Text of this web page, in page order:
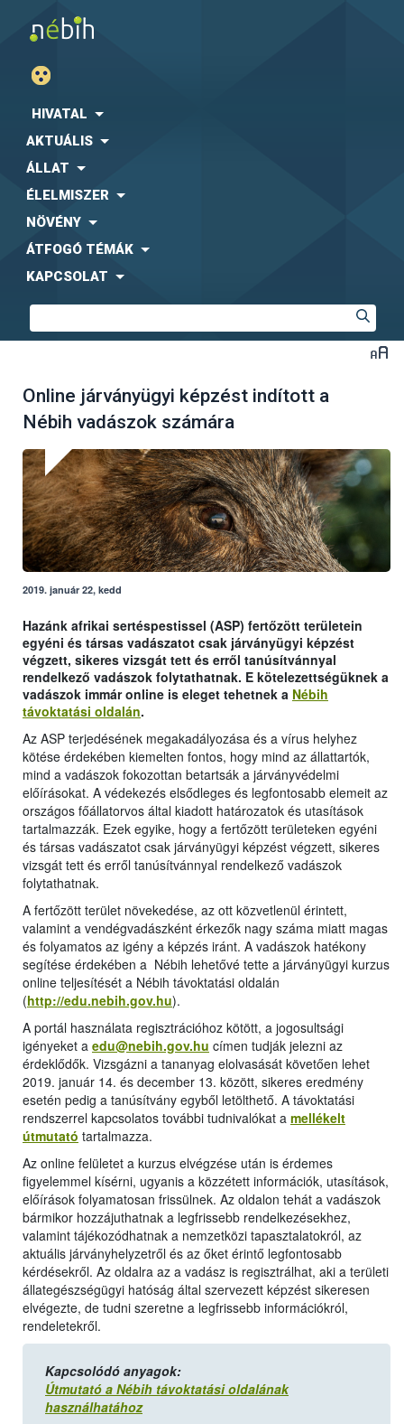
HIVATAL
AKTUÁLIS
ÁLLAT
ÉLELMISZER
NÖVÉNY
ÁTFOGÓ TÉMÁK
KAPCSOLAT
Online járványügyi képzést indított a
Nébih vadászok számára
2019. január 22, kedd
Hazánk afrikai sertéspestissel (ASP) fertőzött területein
egyéni és társas vadászatot csak járványügyi képzést
végzett, sikeres vizsgát tett és erről tanúsítvánnyal
rendelkező vadászok folytathatnak. E kötelezettségüknek a
vadászok immár online is eleget tehetnek a Nébih
távoktatási oldalán.
Az ASP terjedésének megakadályozása és a vírus helyhez
kötése érdekében kiemelten fontos, hogy mind az állattartók,
mind a vadászok fokozottan betartsák a járványvédelmi
előírásokat. A védekezés elsődleges és legfontosabb elemeit az
országos főállatorvos által kiadott határozatok és utasítások
tartalmazzák. Ezek egyike, hogy a fertőzött területeken egyéni
és társas vadászatot csak járványügyi képzést végzett, sikeres
vizsgát tett és erről tanúsítvánnyal rendelkező vadászok
folytathatnak.
A fertőzött terület növekedése, az ott közvetlenül érintett,
valamint a vendégvadászként érkezők nagy száma miatt magas
és folyamatos az igény a képzés iránt. A vadászok hatékony
segítése érdekében a Nébih lehetővé tette a járványügyi kurzus
online teljesítését a Nébih távoktatási oldalán
(http://edu.nebih.gov.hu).
A portál használata regisztrációhoz kötött, a jogosultsági
igényeket a edu@nebih.gov.hu címen tudják jelezni az
érdeklődők. Vizsgázni a tananyag elolvasását követően lehet
2019. január 14. és december 13. között, sikeres eredmény
esetén pedig a tanúsítvány egyből letölthető. A távoktatási
rendszerrel kapcsolatos további tudnivalókat a mellékelt
útmutató tartalmazza.
Az online felületet a kurzus elvégzése után is érdemes
figyelemmel kísérni, ugyanis a közzétett információk, utasítások,
előírások folyamatosan frissülnek. Az oldalon tehát a vadászok
bármikor hozzájuthatnak a legfrissebb rendelkezésekhez,
valamint tájékozódhatnak a nemzetközi tapasztalatokról, az
aktuális járványhelyzetről és az őket érintő legfontosabb
kérdésekről. Az oldalra az a vadász is regisztrálhat, aki a területi
állategészségügyi hatóság által szervezett képzést sikeresen
elvégezte, de tudni szeretne a legfrissebb információkról,
rendeletekről.
Kapcsolódó anyagok:
Útmutató a Nébih távoktatási oldalának
használhatához